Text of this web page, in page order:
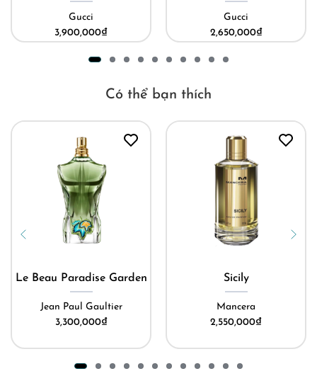
Gucci
3,900,000₫
Gucci
2,650,000₫
Có thể bạn thích
Le Beau Paradise Garden
Jean Paul Gaultier
3,300,000₫
Sicily
Mancera
2,550,000₫